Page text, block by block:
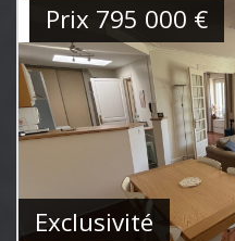
Exclusivité
Prix 795 000 €